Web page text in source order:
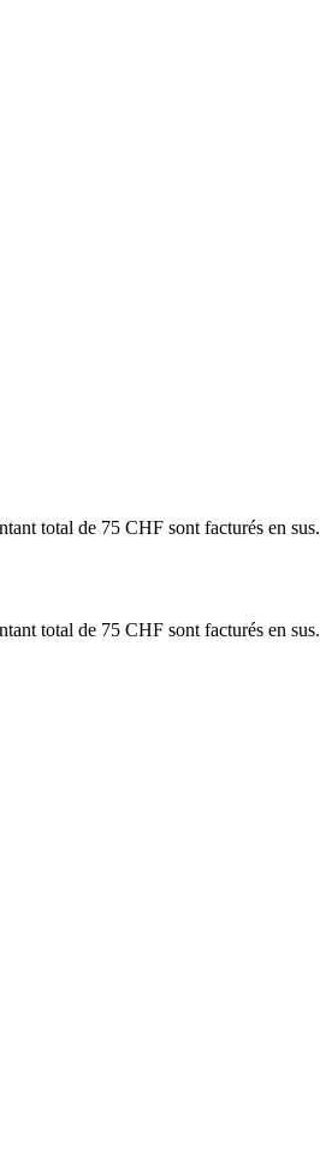
total de 75 CHF sont facturés en sus.
total de 75 CHF sont facturés en sus.